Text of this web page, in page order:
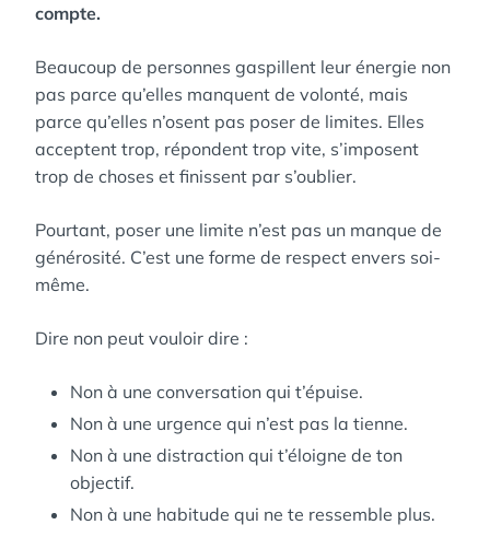
compte.
Beaucoup de personnes gaspillent leur énergie non
pas parce qu’elles manquent de volonté, mais
parce qu’elles n’osent pas poser de limites. Elles
acceptent trop, répondent trop vite, s’imposent
trop de choses et finissent par s’oublier.
Pourtant, poser une limite n’est pas un manque de
générosité. C’est une forme de respect envers soi-
même.
Dire non peut vouloir dire :
Non à une conversation qui t’épuise.
Non à une urgence qui n’est pas la tienne.
Non à une distraction qui t’éloigne de ton
objectif.
Non à une habitude qui ne te ressemble plus.